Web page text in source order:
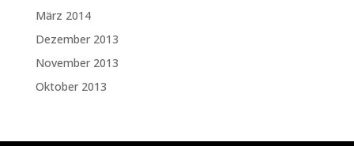
März 2014
Dezember 2013
November 2013
Oktober 2013